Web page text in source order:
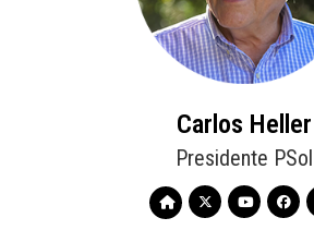
Carlos Heller
Presidente PSol